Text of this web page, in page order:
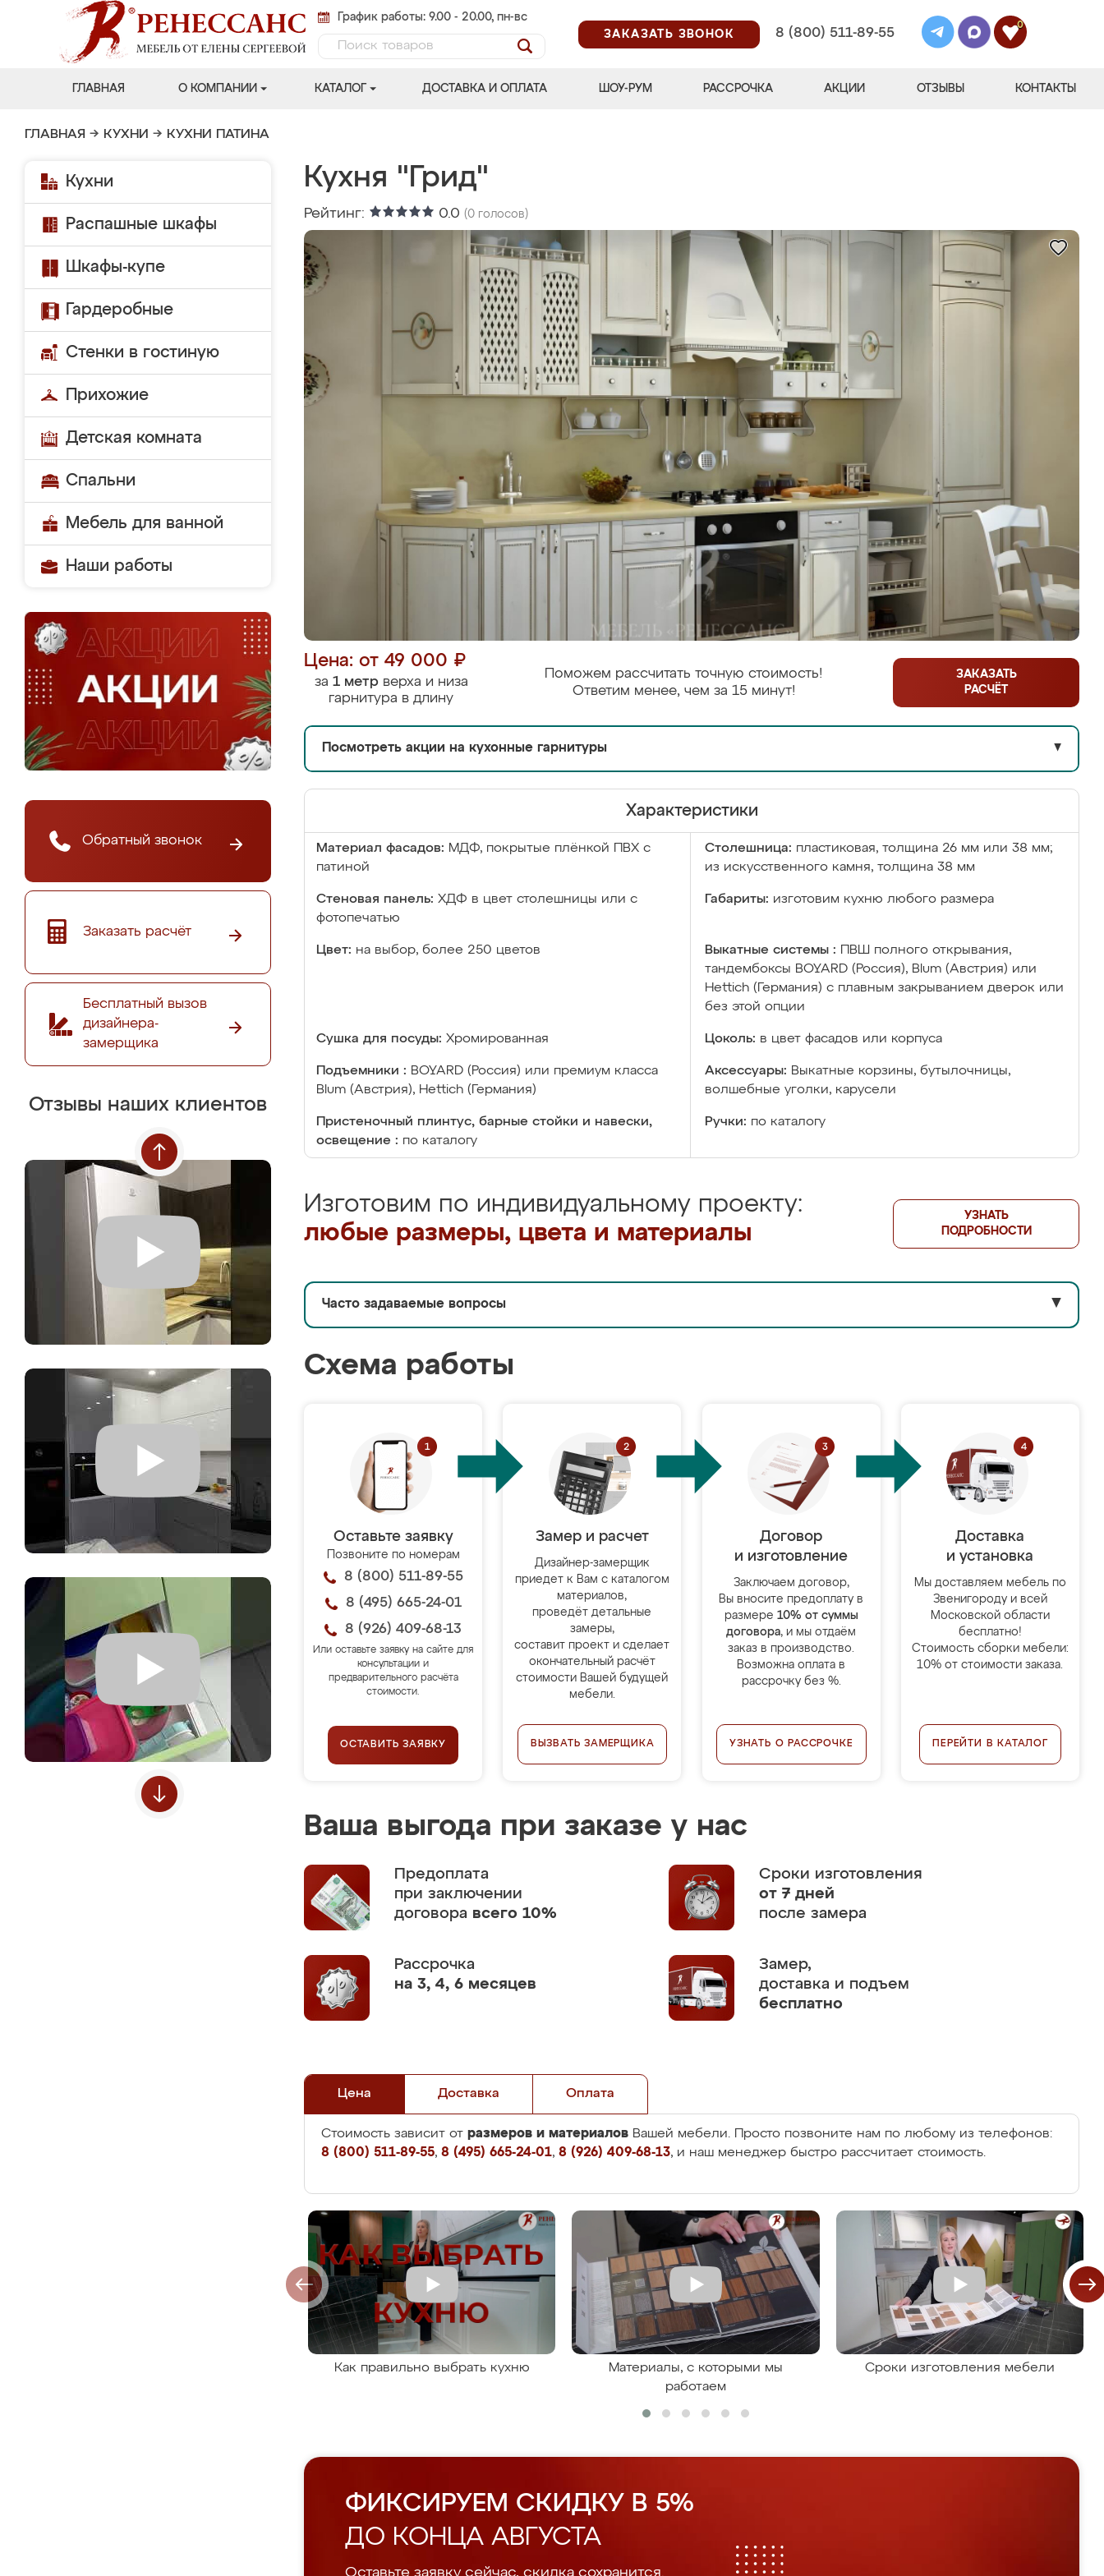
График работы: 9.00 - 20.00, пн-вс
ЗАКАЗАТЬ ЗВОНОК
8 (800) 511-89-55
0
ГЛАВНАЯ О КОМПАНИИ КАТАЛОГ ДОСТАВКА И ОПЛАТА ШОУ-РУМ РАССРОЧКА АКЦИИ ОТЗЫВЫ КОНТАКТЫ
ГЛАВНАЯ → КУХНИ → КУХНИ ПАТИНА
Кухни
Распашные шкафы
Шкафы-купе
Гардеробные
Стенки в гостиную
Прихожие
Детская комната
Спальни
Мебель для ванной
Наши работы
Обратный звонок
Заказать расчёт
Бесплатный вызов
дизайнера-
замерщика
Отзывы наших клиентов
Кухня "Грид"
Рейтинг: 0.0 (0 голосов)
Цена: от 49 000 ₽
за 1 метрверха и низа
гарнитура в длину
Поможем рассчитать точную стоимость!
Ответим менее, чем за 15 минут!
ЗАКАЗАТЬ
РАСЧЁТ
Посмотреть акции на кухонные гарнитуры ▼
Характеристики
Материал фасадов: МДФ, покрытые плёнкой ПВХ с
патиной
Столешница: пластиковая, толщина 26 мм или 38 мм;
из искусственного камня, толщина 38 мм
Стеновая панель: ХДФ в цвет столешницы или с
фотопечатью
Габариты: изготовим кухню любого размера
Цвет: на выбор, более 250 цветов Выкатные системы :
ПВШ полного открывания,
тандембоксы BOYARD (Россия), Blum (Австрия) или
Hettich (Германия) с плавным закрыванием дверок или
без этой опции
Сушка для посуды: Хромированная Цоколь: в цвет фасадов или корпуса
Подъемники : BOYARD (Россия) или премиум класса
Blum (Австрия), Hettich (Германия)
Аксессуары: Выкатные корзины, бутылочницы,
волшебные уголки, карусели
Пристеночный плинтус, барные стойки и навески,
освещение : по каталогу
Ручки: по каталогу
Изготовим по индивидуальному проекту:
любые размеры, цвета и материалы
УЗНАТЬ
ПОДРОБНОСТИ
Часто задаваемые вопросы ▼
Схема работы
Оставьте заявку
Позвоните по номерам
8 (800) 511-89-55
8 (495) 665-24-01
8 (926) 409-68-13
Или оставьте заявку на сайте для
консультации и
предварительного расчёта
стоимости.
ОСТАВИТЬ ЗАЯВКУ
Замер и расчет
Дизайнер-замерщик
приедет к Вам с каталогом
материалов,
проведёт детальные
замеры,
составит проект и сделает
окончательный расчёт
стоимости Вашей будущей
мебели.
ВЫЗВАТЬ ЗАМЕРЩИКА
Договор
и изготовление
Заключаем договор,
Вы вносите предоплату в
размере 10% от суммы
договора, и мы отдаём
заказ в производство.
Возможна оплата в
рассрочку без %.
УЗНАТЬ О РАССРОЧКЕ
Доставка
и установка
Мы доставляем мебель по
Звенигороду и всей
Московской области
бесплатно!
Стоимость сборки мебели:
10% от стоимости заказа.
ПЕРЕЙТИ В КАТАЛОГ
Ваша выгода при заказе у нас
Предоплата
при заключении
договора всего 10%
Сроки изготовления
от 7 дней
после замера
Рассрочка
на 3, 4, 6 месяцев
Замер,
доставка и подъем
бесплатно
Цена Доставка Оплата
Стоимость зависит от размеров и материалов Вашей мебели. Просто позвоните нам по любому из телефонов:
8 (800) 511-89-55, 8 (495) 665-24-01, 8 (926) 409-68-13, и наш менеджер быстро рассчитает стоимость.
Как правильно выбрать кухню
Материалы, с которыми мы
работаем
Сроки изготовления мебели
ФИКСИРУЕМ СКИДКУ В 5%
ДО КОНЦА АВГУСТА
Оставьте заявку сейчас, скидка сохранится.